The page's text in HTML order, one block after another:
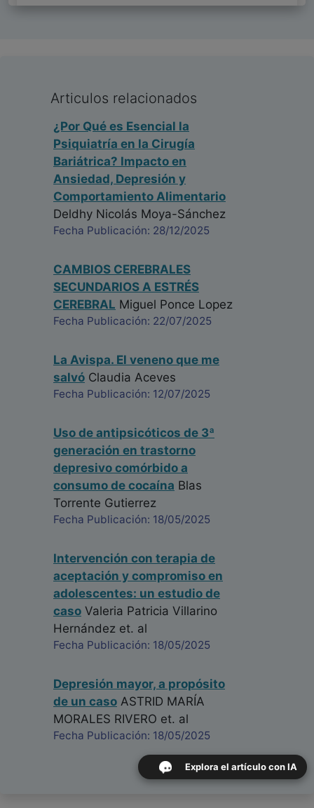
Articulos relacionados
¿Por Qué es Esencial la
Psiquiatría en la Cirugía
Bariátrica? Impacto en
Ansiedad, Depresión y
Comportamiento Alimentario
Deldhy Nicolás Moya-Sánchez
Fecha Publicación: 28/12/2025
CAMBIOS CEREBRALES
SECUNDARIOS A ESTRÉS
CEREBRAL Miguel Ponce Lopez
Fecha Publicación: 22/07/2025
La Avispa. El veneno que me
salvó Claudia Aceves
Fecha Publicación: 12/07/2025
Uso de antipsicóticos de 3ª
generación en trastorno
depresivo comórbido a
consumo de cocaína Blas
Torrente Gutierrez
Fecha Publicación: 18/05/2025
Intervención con terapia de
aceptación y compromiso en
adolescentes: un estudio de
caso Valeria Patricia Villarino
Hernández et. al
Fecha Publicación: 18/05/2025
Depresión mayor, a propósito
de un caso ASTRID MARÍA
MORALES RIVERO et. al
Fecha Publicación: 18/05/2025
Explora el artículo con IA